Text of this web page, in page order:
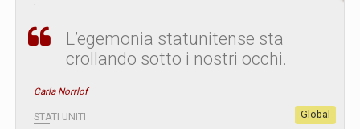
L’egemonia statunitense sta
crollando sotto i nostri occhi.
Carla Norrlof
STATI UNITI Global